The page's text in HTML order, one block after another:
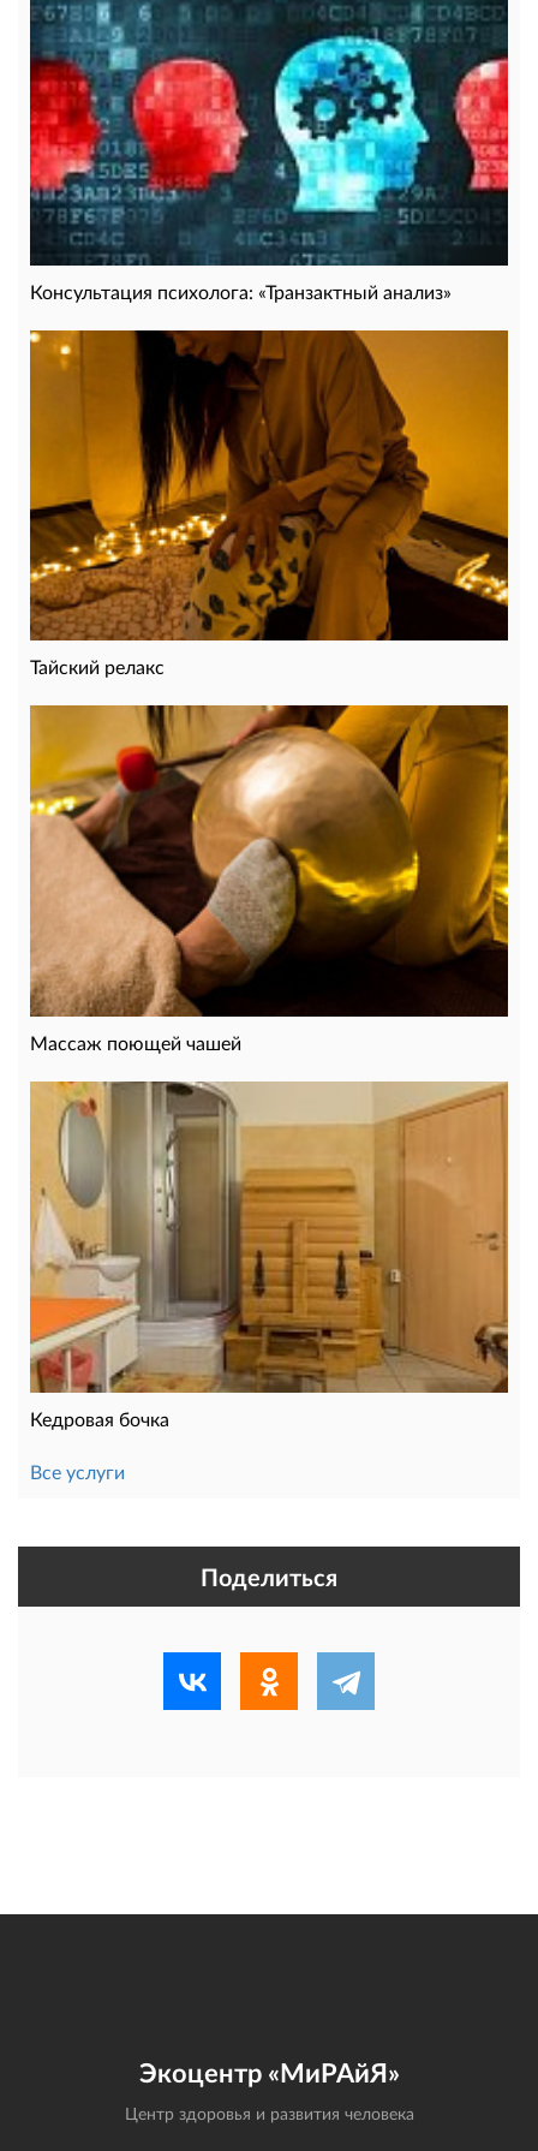
Консультация психолога: «Транзактный анализ»
Тайский релакс
Массаж поющей чашей
Кедровая бочка
Все услуги
Поделиться
Экоцентр «МиРАйЯ»
Центр здоровья и развития человека